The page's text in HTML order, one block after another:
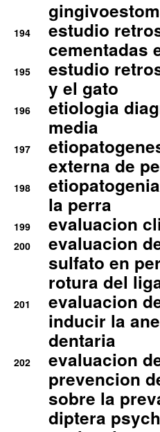
194
estudio
cementadas
195
estudio
y el gato
196
etiologia
media
197
externa de
198
la perra
199 evaluacion
200
evaluacion
sulfato en
rotura del
201
evaluacion
inducir la
dentaria
202
evaluacion
prevencion
sobre la
diptera